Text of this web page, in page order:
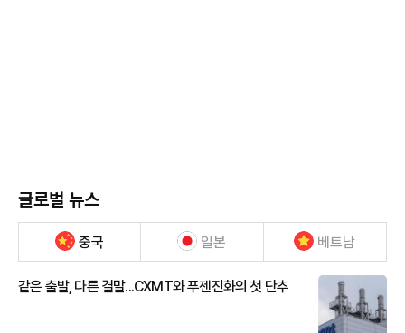
글로벌 뉴스
중국 일본 베트남
같은 출발, 다른 결말...CXMT와 푸젠진화의 첫 단추